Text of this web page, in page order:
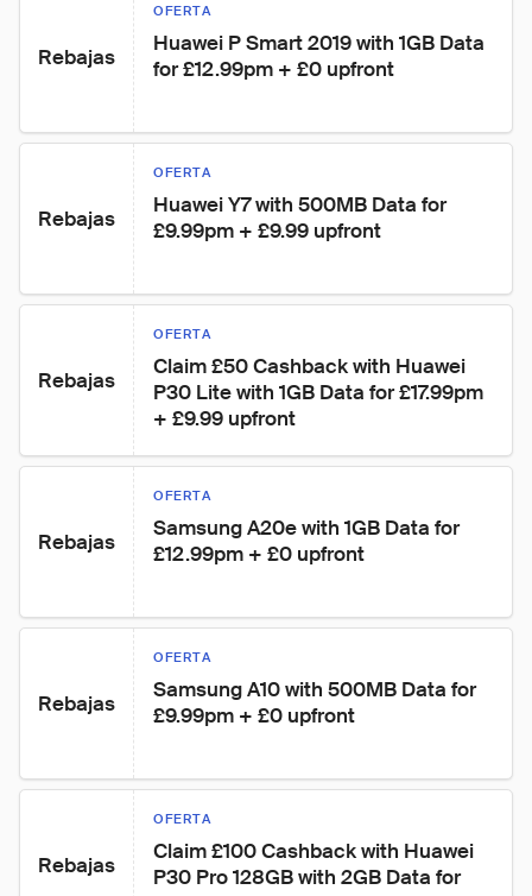
Rebajas
OFERTA
Huawei P Smart 2019 with 1GB Data
for £12.99pm + £0 upfront
Rebajas
OFERTA
Huawei Y7 with 500MB Data for
£9.99pm + £9.99 upfront
Rebajas
OFERTA
Claim £50 Cashback with Huawei
P30 Lite with 1GB Data for £17.99pm
+ £9.99 upfront
Rebajas
OFERTA
Samsung A20e with 1GB Data for
£12.99pm + £0 upfront
Rebajas
OFERTA
Samsung A10 with 500MB Data for
£9.99pm + £0 upfront
Rebajas
OFERTA
Claim £100 Cashback with Huawei
P30 Pro 128GB with 2GB Data for